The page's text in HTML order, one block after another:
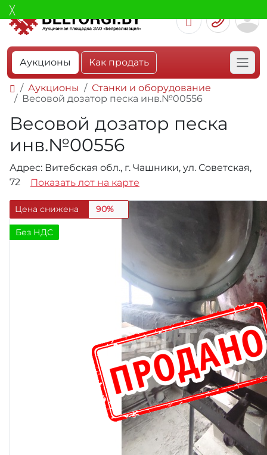
Аукционы Как продать
Аукционы
Станки и оборудование
Весовой дозатор песка инв.№00556
Весовой дозатор песка
инв.№00556
Адрес: Витебская обл., г. Чашники, ул. Советская,
72
Показать лот на карте
Цена снижена 90%
Без НДС